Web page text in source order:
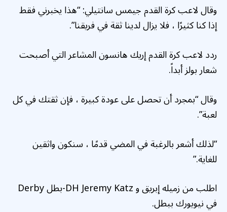
وقال لاعب كرة القدم جيمس سانتيلي: “هذا يخبرني فقط
إذا كنا كثيرًا ، فلا يزال لدينا ثقة في فريقنا”.
ردد لاعب كرة القدم إريك هانسون المشاعر التي أصبحت
شعار بولز أبداً.
وقال “بمجرد أن تحصل على عودة كبيرة ، فإن ثقتك في كل
لعبة”.
“لذلك أشعر بالرغبة في المضي قدمًا ، سنكون واثقين
للغاية.”
اطلب من زميله إبريق و DH Jeremy Katz-بطل Derby
في نيويورك ببطل.